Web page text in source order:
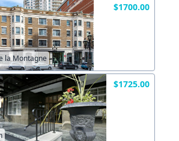
$1700.00
la Montagne
$1725.00